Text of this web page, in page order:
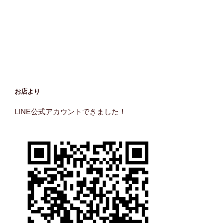
お店より
LINE公式アカウントできました！